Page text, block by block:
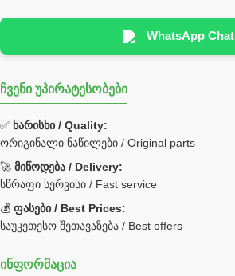
Hyva
უჟანგავი ფოლადი
Bobcat ფილტრი
Caterpillar ფილტრი
JCB ფილტრი
ქვაბი გათბობა მილები
WhatsApp Chat
ჩვენი უპირატესობები
✅ ხარისხი / Quality:
ორიგინალი ნაწილები / Original parts
🚀 მიწოდება / Delivery:
სწრაფი სერვისი / Fast service
💰 ფასები / Best Prices:
საუკეთესო შეთავაზება / Best offers
ინფორმაცია